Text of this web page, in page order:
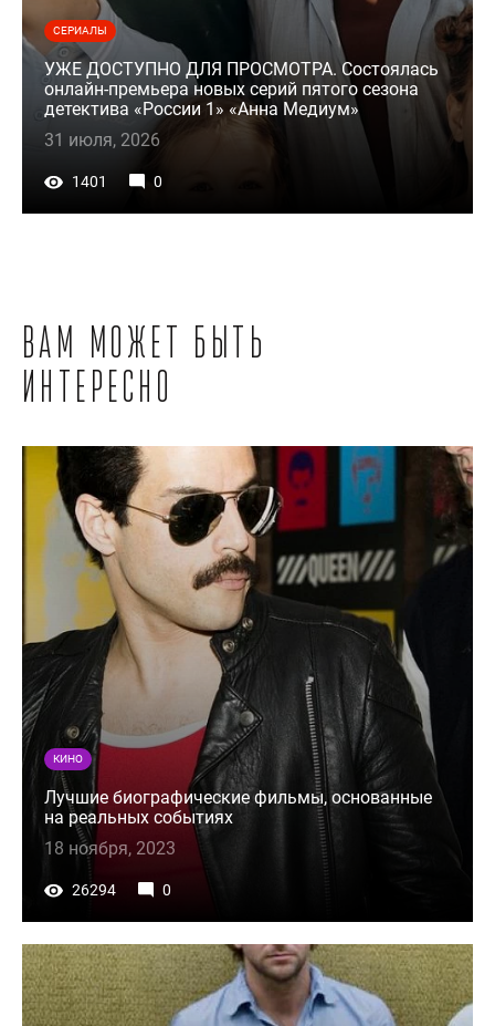
СЕРИАЛЫ
УЖЕ ДОСТУПНО ДЛЯ ПРОСМОТРА. Состоялась
онлайн-премьера новых серий пятого сезона
детектива «России 1» «Анна Медиум»
31 июля, 2026
1401 0
Вам может быть
интересно
КИНО
Лучшие биографические фильмы, основанные
на реальных событиях
18 ноября, 2023
26294 0